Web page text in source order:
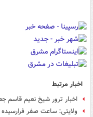
اخبار مرتبط
اخبار ترور شیخ نعیم قاسم
ولایتی: ساعت صفر فرارسیده